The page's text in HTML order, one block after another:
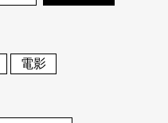
English
登入/註冊
電影